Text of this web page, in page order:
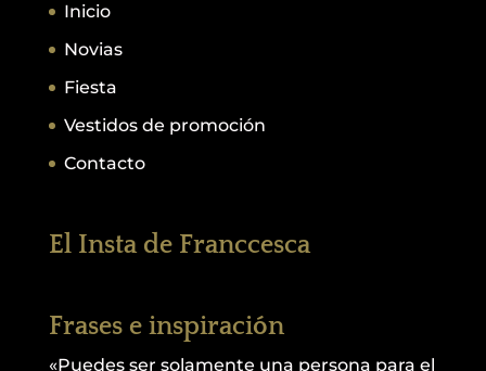
Inicio
Novias
Fiesta
Vestidos de promoción
Contacto
El Insta de Franccesca
Frases e inspiración
«Puedes ser solamente una persona para el